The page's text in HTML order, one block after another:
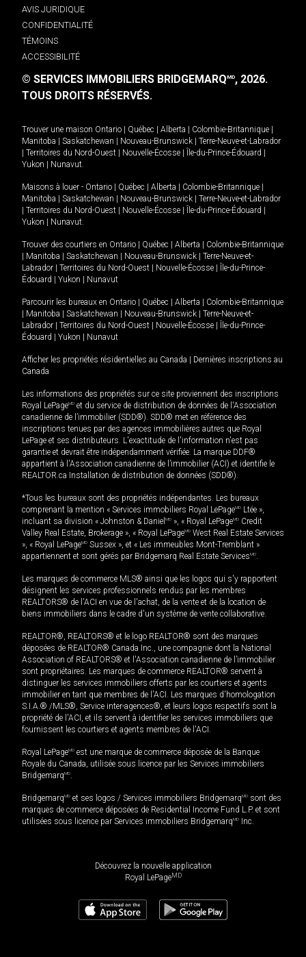
AVIS JURIDIQUE
CONFIDENTIALITÉ
TÉMOINS
ACCESSIBILITÉ
© SERVICES IMMOBILIERS BRIDGEMARQMD, 2026.
TOUS DROITS RÉSERVÉS.
Trouver une maison Ontario Québec Alberta Colombie-Britannique
Manitoba
Saskatchewan Nouveau-Brunswick
Terre-Neuve-et-Labrador
Territoires du Nord-Ouest Nouvelle-Écosse Île-du-Prince-Édouard
Yukon
Nunavut.
Maisons à louer - Ontario Québec Alberta Colombie-Britannique
Manitoba
Saskatchewan Nouveau-Brunswick
Terre-Neuve-et-Labrador
Territoires du Nord-Ouest Nouvelle-Écosse Île-du-Prince-Édouard
Yukon
Nunavut.
Trouver des courtiers en Ontario Québec Alberta
Colombie-Britannique
Manitoba Saskatchewan Nouveau-Brunswick
Terre-Neuve-et-
Labrador
Territoires du Nord-Ouest Nouvelle-Écosse
Île-du-Prince-
Édouard
Yukon Nunavut
Parcourir les bureaux en Ontario Québec Alberta
Colombie-Britannique
Manitoba Saskatchewan Nouveau-Brunswick
Terre-Neuve-et-
Labrador
Territoires du Nord-Ouest Nouvelle-Écosse
Île-du-Prince-
Édouard
Yukon Nunavut
Afficher les propriétés résidentielles au Canada
Dernières inscriptions au
Canada
Les informations des propriétés sur ce site proviennent des inscriptions
Royal LePageMD et du service de distribution de données de l'Association
canadienne de l’immobilier (SDD®). SDD® met en référence des
inscriptions tenues par des agences immobilières autres que Royal
LePage et ses distributeurs. L'exactitude de l'information n'est pas
garantie et devrait être indépendamment vérifiée. La marque DDF®
appartient à l'Association canadienne de l’immobilier (ACI) et identifie le
REALTOR.ca Installation de distribution de données (SDD®).
*Tous les bureaux sont des propriétés indépendantes. Les bureaux
comprenant la mention « Services immobiliers Royal LePageMD Ltée »,
incluant sa division « Johnston & Daniel MD », « Royal LePageMD Credit
Valley Real Estate, Brokerage », « Royal LePageMD West Real Estate Services
», « Royal LePageMD Sussex », et « Les immeubles Mont-Tremblant »
appartiennent et sont gérés par Bridgemarq Real Estate ServicesMD.
Les marques de commerce MLS® ainsi que les logos qui s'y rapportent
désignent les services professionnels rendus par les membres
REALTORS® de l'ACI en vue de l'achat, de la vente et de la location de
biens immobiliers dans le cadre d'un système de vente collaborative.
REALTOR®, REALTORS® et le logo REALTOR® sont des marques
déposées de REALTOR® Canada Inc., une compagnie dont la National
Association of REALTORS® et l'Association canadienne de l’immobilier
sont propriétaires. Les marques de commerce REALTOR® servent à
distinguer les services immobiliers offerts par les courtiers et agents
immobilier en tant que membres de l'ACI. Les marques d'homologation
S.I.A.® /MLS®, Service inter-agences®, et leurs logos respectifs sont la
propriété de l'ACI, et ils servent à identifier les services immobiliers que
fournissent les courtiers et agents membres de l'ACI.
Royal LePageMD est une marque de commerce déposée de la Banque
Royale du Canada, utilisée sous licence par les Services immobiliers
BridgemarqMD.
BridgemarqMD et ses logos / Services immobiliers BridgemarqMD sont des
marques de commerce déposées de Residential Income Fund L.P. et sont
utilisées sous licence par Services immobiliers BridgemarqMD Inc.
Découvrez la nouvelle application
Royal LePageMD